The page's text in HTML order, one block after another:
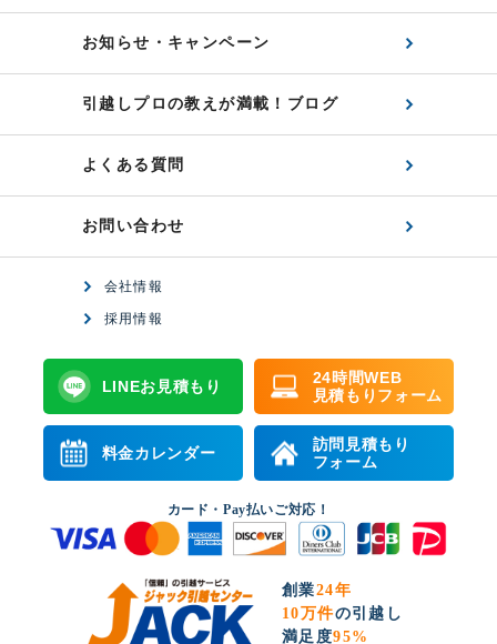
お知らせ・キャンペーン
引越しプロの教えが満載！ブログ
よくある質問
お問い合わせ
会社情報
採用情報
LINEお見積もり
24時間WEB
見積もりフォーム
料金カレンダー
訪問見積もり
フォーム
カード・Pay払いご対応！
創業24年
10万件の引越し
満足度95%